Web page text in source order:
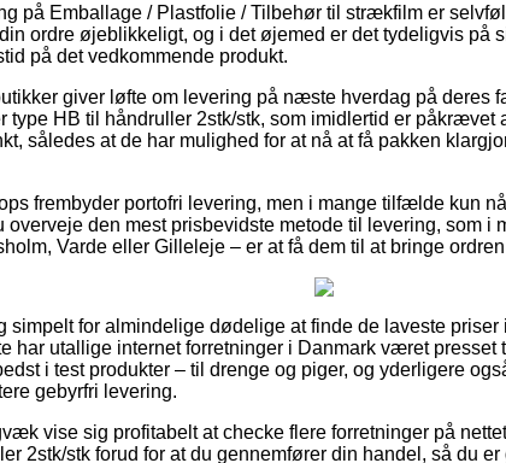
på Emballage / Plastfolie / Tilbehør til strækfilm er
ordre øjeblikkeligt, og i det øjemed er det tydeligvis på
på det vedkommende produkt.
giver løfte om levering på næste hverdag på deres
type HB til håndruller 2stk/stk, som imidlertid er påkrævet
således at de har mulighed for at nå at få pakken
frembyder portofri levering, men i mange tilfælde kun
overveje den mest prisbevidste metode til levering, som i
Varde eller Gilleleje – er at få dem til at bringe
simpelt for almindelige dødelige at finde de laveste
har utallige internet forretninger i Danmark været presset
i test produkter – til drenge og piger, og yderligere
gebyrfri levering.
vise sig profitabelt at checke flere forretninger på
2stk/stk forud for at du gennemfører din handel, så du